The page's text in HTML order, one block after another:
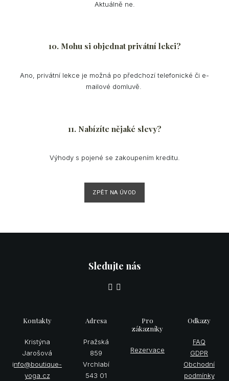
Aktuálně ne.
10. Mohu si objednat privátní lekci?
Ano, privátní lekce je možná po předchozí telefonické či e-
mailové domluvě.
11. Nabízíte nějaké slevy?
Výhody s pojené se zakoupením kreditu.
ZPĚT NA ÚVOD
Sledujte nás
Kontakty
Kristýna
Jarošová
info@boutique-
yoga.cz
Adresa
Pražská
859
Vrchlabí
543 01
Pro
zákazníky
Rezervace
Odkazy
FAQ
GDPR
Obchodní
podmínky